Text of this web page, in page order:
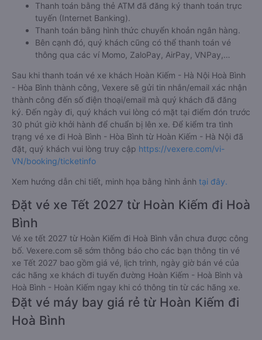
Thanh toán bằng thẻ ATM đã đăng ký thanh toán trực
tuyến (Internet Banking).
Thanh toán bằng hình thức chuyển khoản ngân hàng.
Bên cạnh đó, quý khách cũng có thể thanh toán vé
thông qua các ví Momo, ZaloPay, AirPay, VNPay,…
Sau khi thanh toán vé xe khách Hoàn Kiếm - Hà Nội Hoà Bình
- Hòa Bình thành công, Vexere sẽ gửi tin nhắn/email xác nhận
thành công đến số điện thoại/email mà quý khách đã đăng
ký. Đến ngày đi, quý khách vui lòng có mặt tại điểm đón trước
30 phút giờ khởi hành để chuẩn bị lên xe. Để kiểm tra tình
trạng vé xe đi Hoà Bình - Hòa Bình từ Hoàn Kiếm - Hà Nội đã
đặt, quý khách vui lòng truy cập https://vexere.com/vi-
VN/booking/ticketinfo
Xem hướng dẫn chi tiết, minh họa bằng hình ảnh tại đây.
Đặt vé xe Tết 2027 từ Hoàn Kiếm đi Hoà
Bình
Vé xe tết 2027 từ Hoàn Kiếm đi Hoà Bình vẫn chưa được công
bố. Vexere.com sẽ sớm thông báo cho các bạn thông tin vé
xe Tết 2027 bao gồm giá vé, lịch trình, ngày giờ bán vé của
các hãng xe khách đi tuyến đường Hoàn Kiếm - Hoà Bình và
Hoà Bình - Hoàn Kiếm ngay khi có thông tin từ các hãng xe.
Đặt vé máy bay giá rẻ từ Hoàn Kiếm đi
Hoà Bình